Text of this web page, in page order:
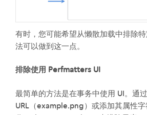
有时，您可能希望从懒散加载中排除
法可以做到这一点。
排除使用 Perfmatters UI
最简单的方法是在事务中使用 UI。通
URL（example.png）或添加其属性